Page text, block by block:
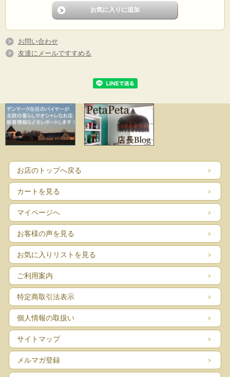
ック、ランプはまん丸のミルクガラス製のレトロ感溢れる可愛らしいランプで
す。ほっこりとした灯りのおすすめのランプです！コンセントに差し込んで手軽
電気器具は、日本仕様に電器メーカーに依頼して取り付けていますのですぐにお
使いいただけます。
※動作確認済みですが、ご使用にあたってはご自身の責任の下お使いくださいま
せ。E17のクリプトン球を使用します。サービスで1個お付けします。
■製造国 ：デンマーク
■サイズ ：本体の壁に接している土台横幅Φ10.5cm、奥行き15cm、ガラスカバ
ーΦ13cm
テージコンディションです。ヴィンテージ雑貨をご理解の上、ご注文下さいま
せ。
お問い合わせ
友達にメールですすめる
お店のトップへ戻る
カートを見る
マイページへ
お客様の声を見る
お気に入りリストを見る
ご利用案内
特定商取引法表示
個人情報の取扱い
サイトマップ
メルマガ登録